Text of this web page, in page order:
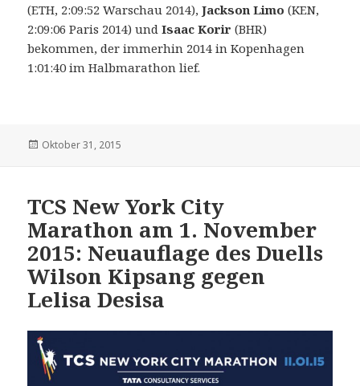
(ETH, 2:09:52 Warschau 2014),Jackson Limo (KEN,
2:09:06 Paris 2014) undIsaac Korir (BHR)
bekommen, der immerhin 2014 in Kopenhagen
1:01:40 im Halbmarathon lief.
Veröffentlicht
Oktober 31, 2015
TCS New York City
Marathon am 1. November
2015: Neuauflage des Duells
Wilson Kipsang gegen
Lelisa Desisa